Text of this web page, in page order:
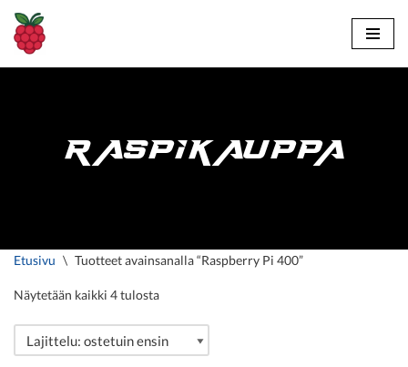
Siirry
suoraan
RASPIKAUPPA
Etusivu \ Tuotteet avainsanalla “Raspberry Pi 400”
Näytetään kaikki 4 tulosta